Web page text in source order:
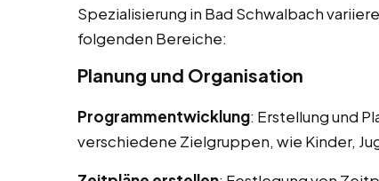
Spezialisierung in Bad Schwalbach
folgenden Bereiche:
Planung und Organisation
Programmentwicklung: Erstellung und
verschiedene Zielgruppen, wie Kinder,